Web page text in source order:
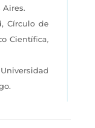
Círculo de
Científica,